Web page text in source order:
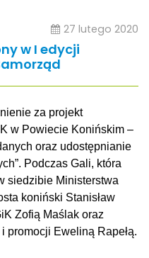
27 lutego 2020
w I edycji
za projekt
w Powiecie Konińskim –
oraz udostępnianie
Podczas Gali, która
siedzibie Ministerstwa
koniński Stanisław
Zofią Maślak oraz
promocji Eweliną Rapełą.